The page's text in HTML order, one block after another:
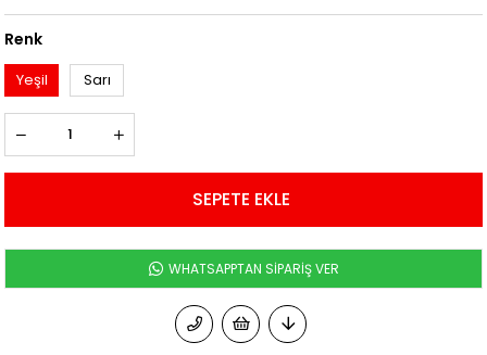
Renk
Yeşil Sarı
WHATSAPPTAN SİPARİŞ VER